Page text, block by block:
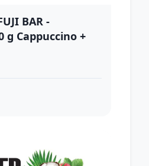
BAR -
g Cappuccino +
Coating